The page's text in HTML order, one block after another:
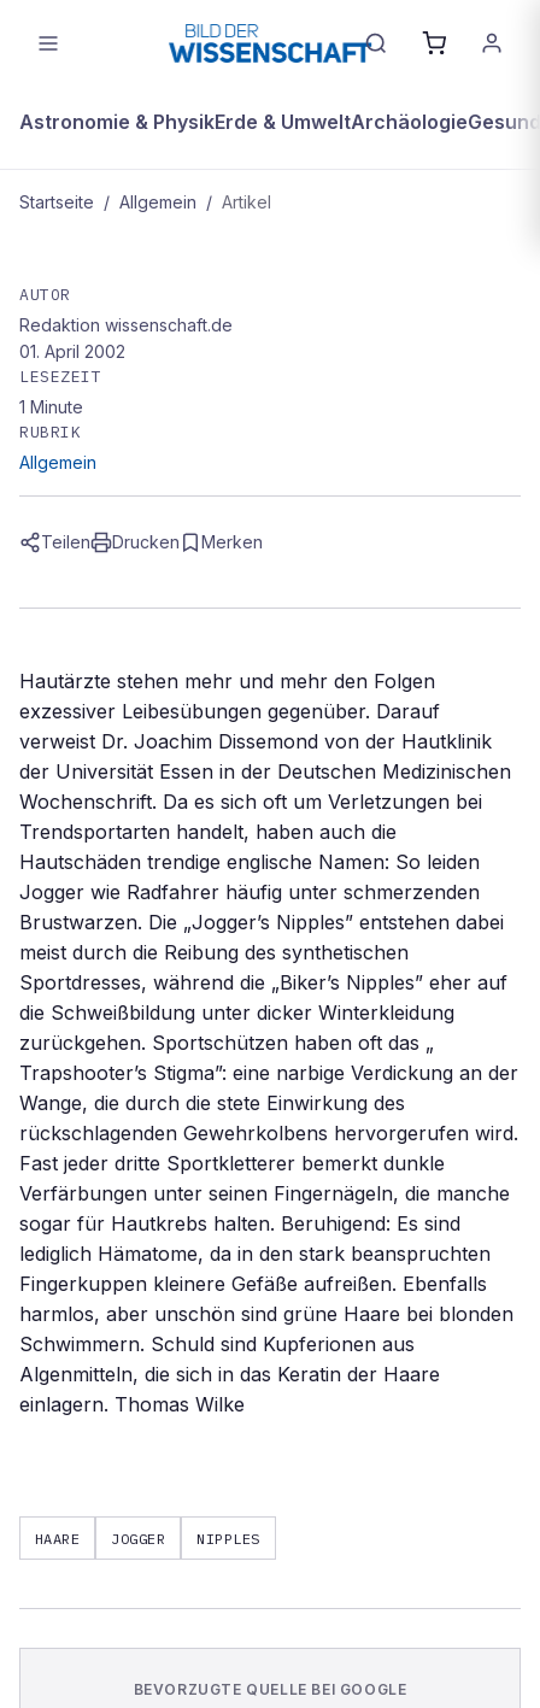
Astronomie & PhysikErde & UmweltArchäologie
Startseite / Allgemein / Artikel
Narbige Wangen und wunde Nippel
AUTOR
Redaktion wissenschaft.de
01. April 2002
LESEZEIT
1 Minute
RUBRIK
Allgemein
Teilen Drucken Merken
Hautärzte stehen mehr und mehr den Folgen
exzessiver Leibesübungen gegenüber. Darauf
verweist Dr. Joachim Dissemond von der Hautklinik
der Universität Essen in der Deutschen Medizinischen
Wochenschrift. Da es sich oft um Verletzungen bei
Trendsportarten handelt, haben auch die
Hautschäden trendige englische Namen: So leiden
Jogger wie Radfahrer häufig unter schmerzenden
Brustwarzen. Die „Jogger’s Nipples” entstehen dabei
meist durch die Reibung des synthetischen
Sportdresses, während die „Biker’s Nipples” eher auf
die Schweißbildung unter dicker Winterkleidung
zurückgehen. Sportschützen haben oft das „
Trapshooter’s Stigma”: eine narbige Verdickung an der
Wange, die durch die stete Einwirkung des
rückschlagenden Gewehrkolbens hervorgerufen wird.
Fast jeder dritte Sportkletterer bemerkt dunkle
Verfärbungen unter seinen Fingernägeln, die manche
sogar für Hautkrebs halten. Beruhigend: Es sind
lediglich Hämatome, da in den stark beanspruchten
Fingerkuppen kleinere Gefäße aufreißen. Ebenfalls
harmlos, aber unschön sind grüne Haare bei blonden
Schwimmern. Schuld sind Kupferionen aus
Algenmitteln, die sich in das Keratin der Haare
einlagern. Thomas Wilke
HAARE JOGGER NIPPLES
BEVORZUGTE QUELLE BEI GOOGLE